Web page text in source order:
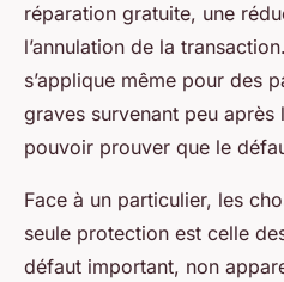
réparation gratuite, une
l’annulation de la
s’applique même pour des
graves survenant peu après
pouvoir prouver que le
Face à un particulier, les
seule protection est celle
défaut important, non